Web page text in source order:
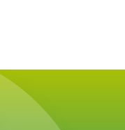
Jetzt abstimmen